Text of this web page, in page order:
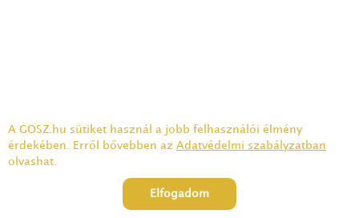
A GOSZ.hu sütiket használ a jobb felhasználói élmény
érdekében. Erről bővebben az Adatvédelmi szabályzatban
olvashat.
Elfogadom